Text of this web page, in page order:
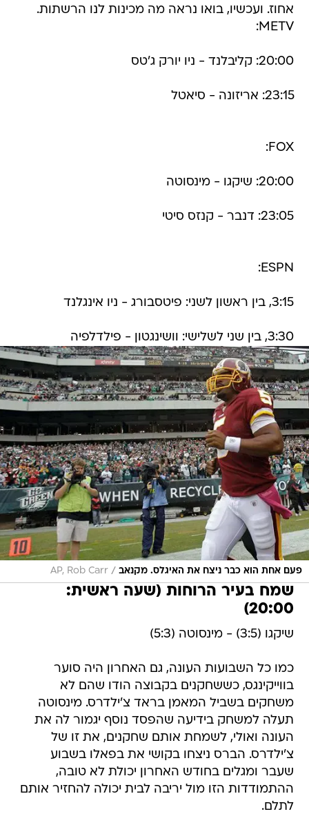
אחוז. ועכשיו, בואו נראה מה מכינות לנו הרשתות.
METV:
20:00: קליבלנד - ניו יורק ג'טס
23:15: אריזונה - סיאטל
FOX:
20:00: שיקגו - מינסוטה
23:05: דנבר - קנזס סיטי
ESPN:
3:15, בין ראשון לשני: פיטסבורג - ניו אינגלנד
3:30, בין שני לשלישי: וושינגטון - פילדלפיה
פעם אחת הוא כבר ניצח את האיגלס. מקנאב /
AP, Rob Carr
שמח בעיר הרוחות (שעה ראשית:
20:00)
שיקגו (3:5) - מינסוטה (5:3)
כמו כל השבועות העונה, גם האחרון היה סוער
בווייקינגס, כששחקנים בקבוצה הודו שהם לא
משחקים בשביל המאמן בראד צ'ילדרס. מינסוטה
תעלה למשחק בידיעה שהפסד נוסף יגמור לה את
העונה ואולי, לשמחת אותם שחקנים, את זו של
צ'ילדרס. הברס ניצחו בקושי את בפאלו בשבוע
שעבר ומגלים בחודש האחרון יכולת לא טובה,
ההתמודדות הזו מול יריבה לבית יכולה להחזיר אותם
לתלם.